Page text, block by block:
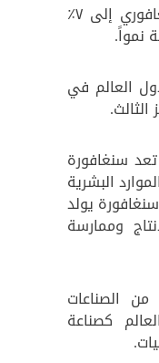
– ارتفع الناتج المحلي السنغافوري إلى ٧٪؜
نمواً.
العالم في
سنغافورة
البشرية
يولد
وممارسة
الصناعات
كصناعة